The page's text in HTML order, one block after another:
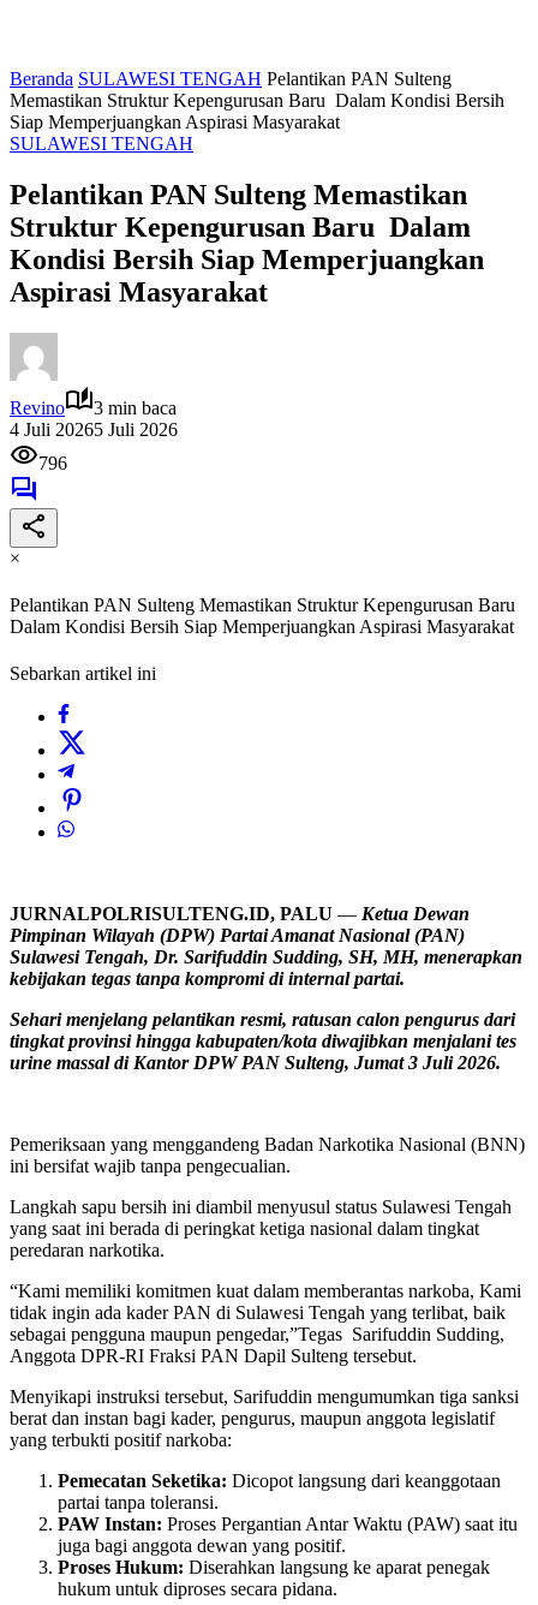
Beranda SULAWESI TENGAH Pelantikan PAN Sulteng
Memastikan Struktur Kepengurusan Baru Dalam Kondisi Bersih
Siap Memperjuangkan Aspirasi Masyarakat
SULAWESI TENGAH
Pelantikan PAN Sulteng Memastikan
Struktur Kepengurusan Baru Dalam
Kondisi Bersih Siap Memperjuangkan
Aspirasi Masyarakat
Revino
3 min baca
4 Juli 20265 Juli 2026
796
×
Pelantikan PAN Sulteng Memastikan Struktur Kepengurusan Baru
Dalam Kondisi Bersih Siap Memperjuangkan Aspirasi Masyarakat
Sebarkan artikel ini
JURNALPOLRISULTENG.ID, PALU — Ketua Dewan
Pimpinan Wilayah (DPW) Partai Amanat Nasional (PAN)
Sulawesi Tengah, Dr. Sarifuddin Sudding, SH, MH, menerapkan
kebijakan tegas tanpa kompromi di internal partai.
Sehari menjelang pelantikan resmi, ratusan calon pengurus dari
tingkat provinsi hingga kabupaten/kota diwajibkan menjalani tes
urine massal di Kantor DPW PAN Sulteng, Jumat 3 Juli 2026.
Pemeriksaan yang menggandeng Badan Narkotika Nasional (BNN)
ini bersifat wajib tanpa pengecualian.
Langkah sapu bersih ini diambil menyusul status Sulawesi Tengah
yang saat ini berada di peringkat ketiga nasional dalam tingkat
peredaran narkotika.
“Kami memiliki komitmen kuat dalam memberantas narkoba, Kami
tidak ingin ada kader PAN di Sulawesi Tengah yang terlibat, baik
sebagai pengguna maupun pengedar,”Tegas Sarifuddin Sudding,
Anggota DPR-RI Fraksi PAN Dapil Sulteng tersebut.
Menyikapi instruksi tersebut, Sarifuddin mengumumkan tiga sanksi
berat dan instan bagi kader, pengurus, maupun anggota legislatif
yang terbukti positif narkoba:
Pemecatan Seketika: Dicopot langsung dari keanggotaan
partai tanpa toleransi.
PAW Instan: Proses Pergantian Antar Waktu (PAW) saat itu
juga bagi anggota dewan yang positif.
Proses Hukum: Diserahkan langsung ke aparat penegak
hukum untuk diproses secara pidana.